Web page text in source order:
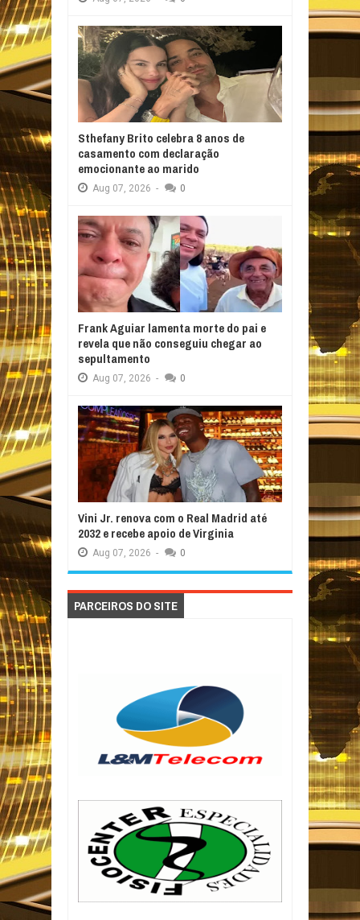
Sthefany Brito celebra 8 anos de
casamento com declaração
emocionante ao marido
Aug 07, 2026 - 0
Frank Aguiar lamenta morte do pai e
revela que não conseguiu chegar ao
sepultamento
Aug 07, 2026 - 0
Vini Jr. renova com o Real Madrid até
2032 e recebe apoio de Virginia
Aug 07, 2026 - 0
PARCEIROS DO SITE